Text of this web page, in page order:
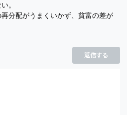
。
分配がうまくいかず、貧富の差が
返信する